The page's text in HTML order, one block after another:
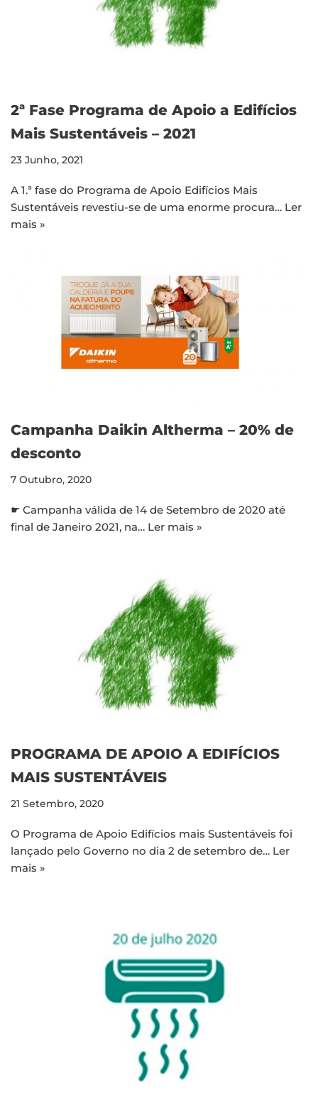
2ª Fase Programa de Apoio a Edifícios
Mais Sustentáveis – 2021
23 Junho, 2021
A 1.ª fase do Programa de Apoio Edifícios Mais
Sustentáveis revestiu-se de uma enorme procura… Ler
mais »
Campanha Daikin Altherma – 20% de
desconto
7 Outubro, 2020
☛ Campanha válida de 14 de Setembro de 2020 até
final de Janeiro 2021, na… Ler mais »
PROGRAMA DE APOIO A EDIFÍCIOS
MAIS SUSTENTÁVEIS
21 Setembro, 2020
O Programa de Apoio Edifícios mais Sustentáveis foi
lançado pelo Governo no dia 2 de setembro de… Ler
mais »